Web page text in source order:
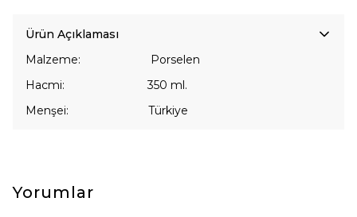
Ürün Açıklaması
Malzeme: Porselen
Hacmi: 350 ml.
Menşei: Türkiye
Yorumlar